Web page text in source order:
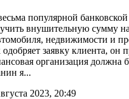
популярной банковской
внушительную сумму
недвижимости и
заявку клиента, он
организация должна
я...
2023, 20:49